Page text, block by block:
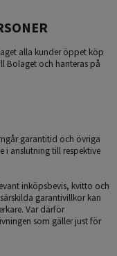
alla kunder öppet köp
Bolaget och hanteras på
garantitid och övriga
i anslutning till respektive
inköpsbevis, kvitto och
garantivillkor kan
Var därför
som gäller just för